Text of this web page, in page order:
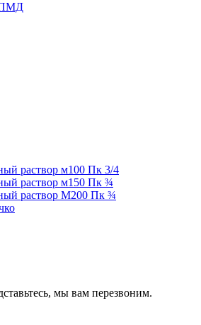
ПМД
раствор м100 Пк 3/4
раствор м150 Пк ¾
раствор M200 Пк ¾
мы вам перезвоним.